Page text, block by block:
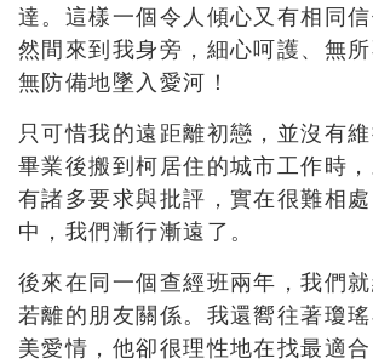
達。這樣一個令人傾心又有相同
然間來到我身旁，細心呵護、無
無防備地墜入愛河！
只可惜我的遠距離初戀，並沒有
畢業後搬到柯居住的城市工作時
有諸多要求與批評，實在很難相
中，我們漸行漸遠了。
後來在同一個查經班兩年，我們
若離的朋友關係。我還嚮往著瓊
美愛情，他卻很理性地在找最適合